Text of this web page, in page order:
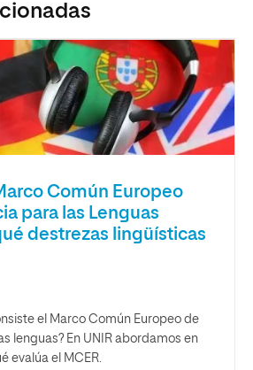
Común Europeo
para las Lenguas
destrezas lingüísticas
el Marco Común Europeo de
lenguas? En UNIR abordamos en
evalúa el MCER.